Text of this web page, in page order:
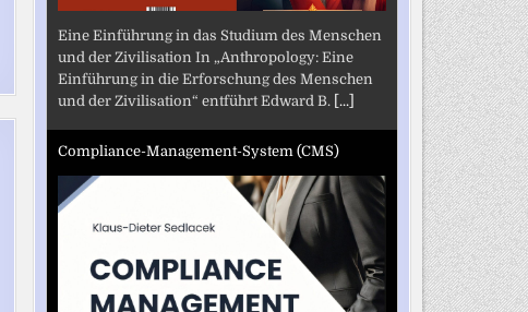
Eine Einführung in das Studium des Menschen
und der Zivilisation In „Anthropology: Eine
Einführung in die Erforschung des Menschen
und der Zivilisation“ entführt Edward B. [...]
Compliance-Management-System (CMS)